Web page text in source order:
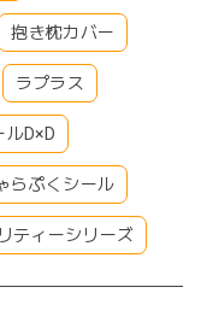
抱き枕カバー
ラプラス
ルD×D
らぷくシール
ティーシリーズ